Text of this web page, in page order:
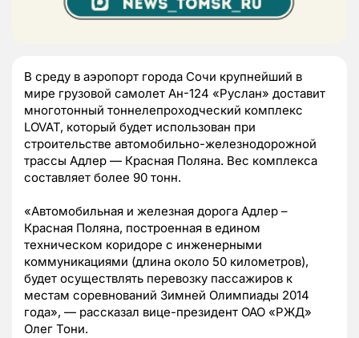
В среду в аэропорт города Сочи крупнейший в
мире грузовой самолет Ан-124 «Руслан» доставит
многотонный тоннелепроходческий комплекс
LOVAT, который будет использован при
строительстве автомобильно-железнодорожной
трассы Адлер — Красная Поляна. Вес комплекса
составляет более 90 тонн.
«Автомобильная и железная дорога Адлер –
Красная Поляна, построенная в едином
техническом коридоре с инженерными
коммуникациями (длина около 50 километров),
будет осуществлять перевозку пассажиров к
местам соревнований Зимней Олимпиады 2014
года», — рассказал вице-президент ОАО «РЖД»
Олег Тони.